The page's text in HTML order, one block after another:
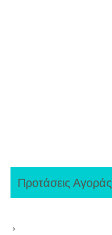
Προτάσεις Αγοράς